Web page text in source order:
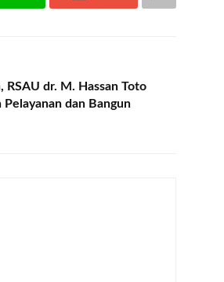
RSAU dr. M. Hassan Toto
dan Bangun